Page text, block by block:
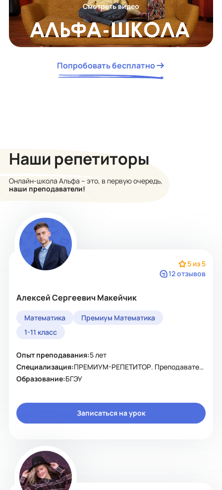
Смотреть видео
Попробовать бесплатно
Наши репетиторы
Онлайн-школа Альфа – это, в первую очередь,
наши преподаватели!
5 из 5
12 отзывов
Алексей Сергеевич Макейчик
Математика
Премиум Математика
1-11 класс
Опыт преподавания:5 лет
Специализация:
ПРЕМИУМ-РЕПЕТИТОР. Преподаватель
Образование:БГЭУ
Записаться на урок